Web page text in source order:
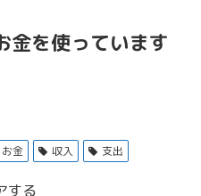
金を使っています
お金 収入 支出
する